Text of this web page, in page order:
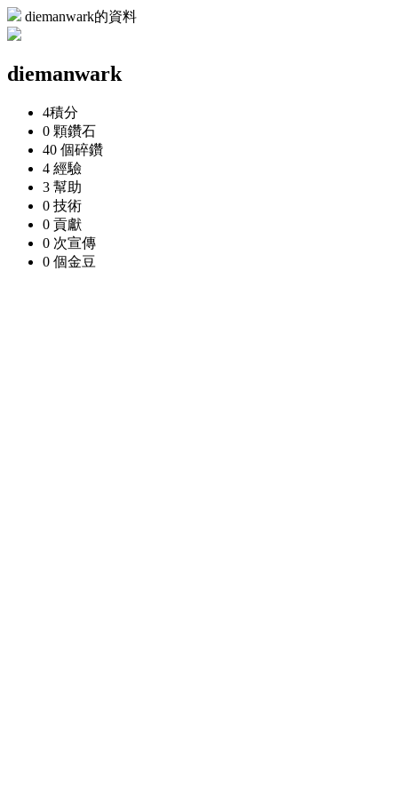
diemanwark的資料
diemanwark
4積分
0 顆鑽石
40 個碎鑽
4 經驗
3 幫助
0 技術
0 貢獻
0 次宣傳
0 個金豆